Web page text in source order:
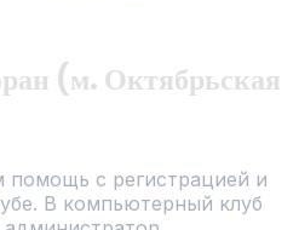
(м. Октябрьская
с регистрацией и
В компьютерный клуб